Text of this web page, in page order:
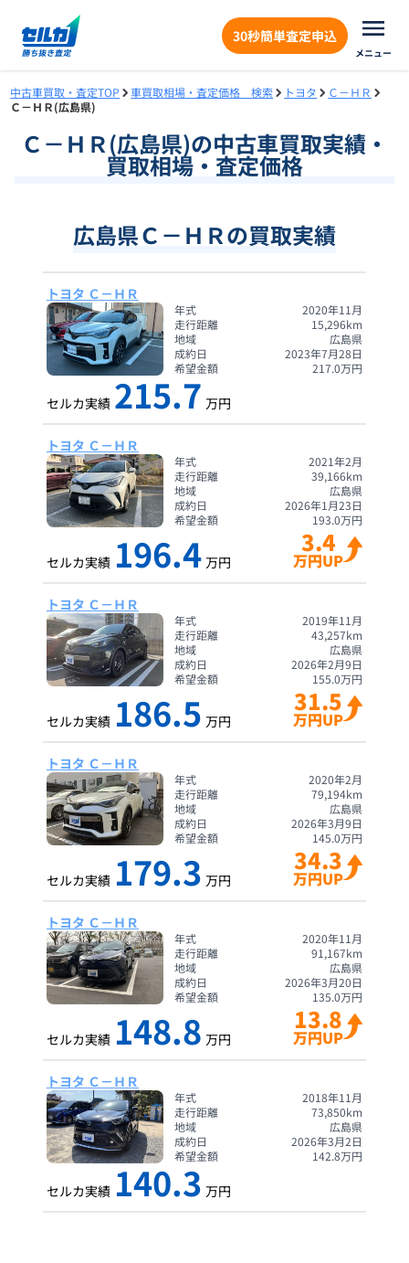
30秒簡単査定申込
メニュー
中古車買取・査定TOP 車買取相場・査定価格 検索 トヨタ
Ｃ－ＨＲ
Ｃ－ＨＲ(広島県)
Ｃ－ＨＲ(広島県)の中古車買取実績・
買取相場・査定価格
広島県Ｃ－ＨＲの買取実績
トヨタ Ｃ－ＨＲ
年式
2020年11月
走行距離
15,296km
地域
広島県
成約日
2023年7月28日
希望金額
217.0万円
セルカ実績 215.7 万円
トヨタ Ｃ－ＨＲ
年式
2021年2月
走行距離
39,166km
地域
広島県
成約日
2026年1月23日
希望金額
193.0万円
セルカ実績 196.4 万円
3.4
万円UP
トヨタ Ｃ－ＨＲ
年式
2019年11月
走行距離
43,257km
地域
広島県
成約日
2026年2月9日
希望金額
155.0万円
セルカ実績 186.5 万円
31.5
万円UP
トヨタ Ｃ－ＨＲ
年式
2020年2月
走行距離
79,194km
地域
広島県
成約日
2026年3月9日
希望金額
145.0万円
セルカ実績 179.3 万円
34.3
万円UP
トヨタ Ｃ－ＨＲ
年式
2020年11月
走行距離
91,167km
地域
広島県
成約日
2026年3月20日
希望金額
135.0万円
セルカ実績 148.8 万円
13.8
万円UP
トヨタ Ｃ－ＨＲ
年式
2018年11月
走行距離
73,850km
地域
広島県
成約日
2026年3月2日
希望金額
142.8万円
セルカ実績 140.3 万円